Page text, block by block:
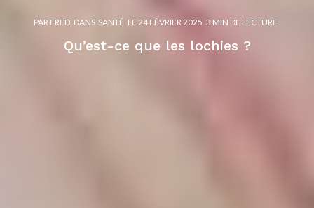
PAR FRED DANS SANTÉ LE 24 FÉVRIER 2025 3 MIN DE LECTURE
Qu’est-ce que les lochies ?